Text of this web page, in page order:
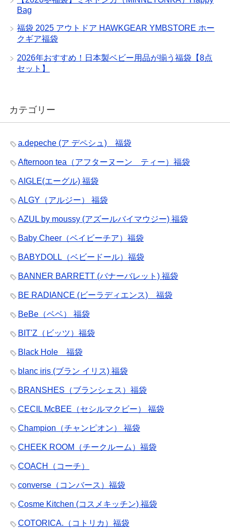
Bag
福袋 2025 アウトドア HAWKGEAR YMBSTORE ホー
クギア福袋
2026年おすすめ！日本製ベビー用品が揃う福袋【8点
セット】
カテゴリー
a.depeche (ア デペシュ) 福袋
Afternoon tea（アフターヌーン ティー）福袋
AIGLE(エーグル) 福袋
ALGY（アルジー） 福袋
AZUL by moussy (アズールバイマウジー) 福袋
Baby Cheer（ベイビーチア）福袋
BABYDOLL（ベビードール）福袋
BANNER BARRETT (バナーバレット) 福袋
BE RADIANCE (ビーラディエンス) 福袋
BeBe（ベベ） 福袋
BIT'Z（ビッツ）福袋
Black Hole 福袋
blanc iris (ブラン イリス) 福袋
BRANSHES（ブランシェス）福袋
CECIL McBEE（セシルマクビー） 福袋
Champion（チャンピオン） 福袋
CHEEK ROOM（チークルーム）福袋
COACH（コーチ）
converse（コンバース）福袋
Cosme Kitchen (コスメキッチン) 福袋
COTORICA.（コトリカ）福袋